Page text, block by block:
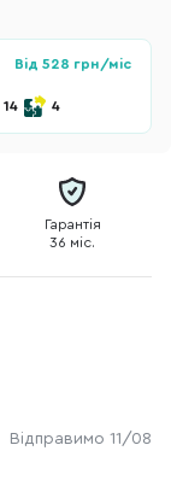
Від 528 грн/міс
14 4
Гарантія
36 міс.
Відправимо 11/08